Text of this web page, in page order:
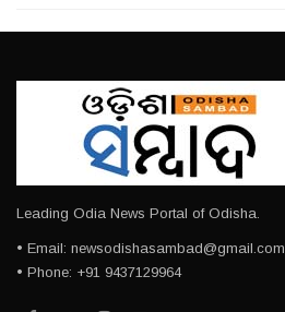
Leading Odia News Portal of Odisha.
• Email: newsodishasambad@gmail.com
• Phone: +91 9437129964